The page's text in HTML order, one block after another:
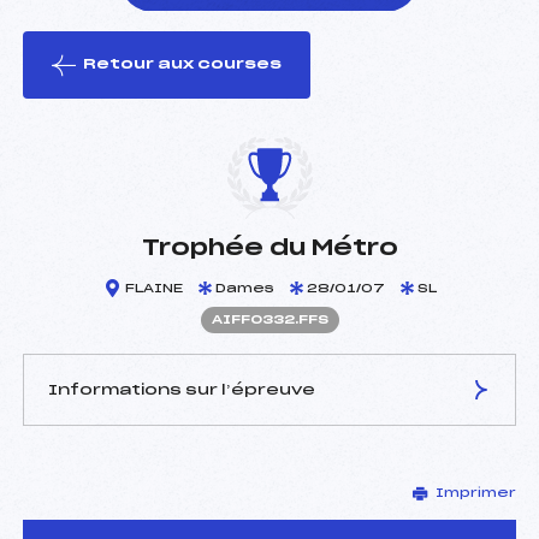
le ski
Retour aux courses
Trophée du Métro
FLAINE Dames 28/01/07 SL
AIFF0332.FFS
Informations sur l’épreuve
NOBLESSE FRANCOIS (IF)
Arbitre :
GALLAIS PASCAL (IF)
Imprimer